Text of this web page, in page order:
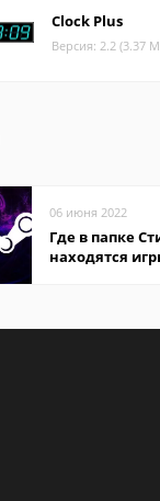
Clock Plus
Версия: 2.2 (3.37
06 июня 2022
Где в папке
находятся